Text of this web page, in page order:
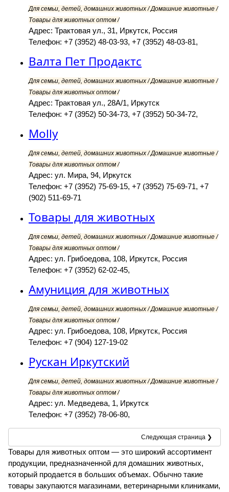
Для семьи, детей, домашних животных / Домашние животные /
Товары для животных оптом /
Адрес: Трактовая ул., 31, Иркутск, Россия
Телефон: +7 (3952) 48-03-93, +7 (3952) 48-03-81,
Валта Пет Продактс
Для семьи, детей, домашних животных / Домашние животные /
Товары для животных оптом /
Адрес: Трактовая ул., 28А/1, Иркутск
Телефон: +7 (3952) 50-34-73, +7 (3952) 50-34-72,
Molly
Для семьи, детей, домашних животных / Домашние животные /
Товары для животных оптом /
Адрес: ул. Мира, 94, Иркутск
Телефон: +7 (3952) 75-69-15, +7 (3952) 75-69-71, +7
(902) 511-69-71
Товары для животных
Для семьи, детей, домашних животных / Домашние животные /
Товары для животных оптом /
Адрес: ул. Грибоедова, 108, Иркутск, Россия
Телефон: +7 (3952) 62-02-45,
Амуниция для животных
Для семьи, детей, домашних животных / Домашние животные /
Товары для животных оптом /
Адрес: ул. Грибоедова, 108, Иркутск, Россия
Телефон: +7 (904) 127-19-02
Рускан Иркутский
Для семьи, детей, домашних животных / Домашние животные /
Товары для животных оптом /
Адрес: ул. Медведева, 1, Иркутск
Телефон: +7 (3952) 78-06-80,
Следующая страница ❯
Товары для животных оптом — это широкий ассортимент
продукции, предназначенной для домашних животных,
который продается в больших объемах. Обычно такие
товары закупаются магазинами, ветеринарными клиниками,